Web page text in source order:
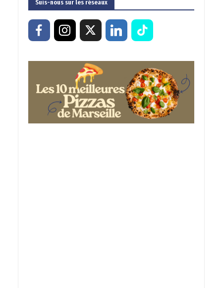
Suis-nous sur les réseaux